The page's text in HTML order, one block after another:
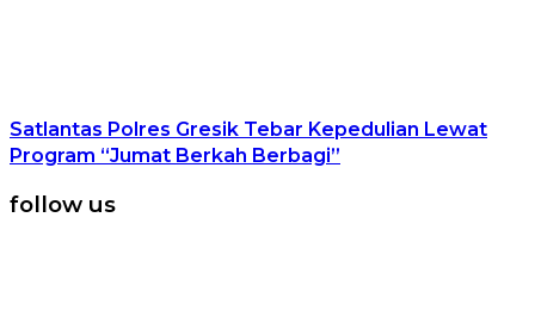
Satlantas Polres Gresik Tebar Kepedulian Lewat
Program “Jumat Berkah Berbagi”
follow us